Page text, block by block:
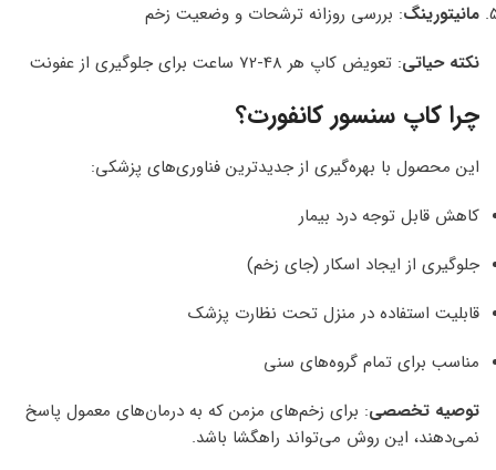
مانیتورینگ: بررسی روزانه ترشحات و وضعیت زخم
نکته حیاتی: تعویض کاپ هر 48-72 ساعت برای جلوگیری از عفونت
چرا کاپ سنسور کانفورت؟
این محصول با بهره‌گیری از جدیدترین فناوری‌های پزشکی:
کاهش قابل توجه درد بیمار
جلوگیری از ایجاد اسکار (جای زخم)
قابلیت استفاده در منزل تحت نظارت پزشک
مناسب برای تمام گروه‌های سنی
توصیه تخصصی: برای زخم‌های مزمن که به درمان‌های معمول پاسخ
نمی‌دهند، این روش می‌تواند راهگشا باشد.